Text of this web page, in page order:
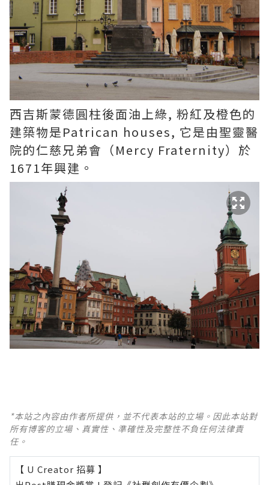
西吉斯蒙德圓柱後面油上綠, 粉紅及橙色的
建築物是Patrican houses, 它是由聖靈醫
院的仁慈兄弟會（Mercy Fraternity）於
1671年興建。
*本站之內容由作者所提供，並不代表本站的立場。因此本站對
所有博客的立場、真實性、準確性及完整性不負任何法律責
任。
【 U Creator 招募 】